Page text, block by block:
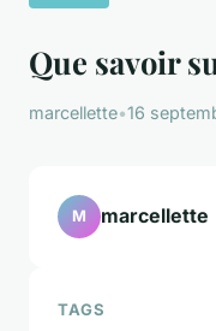
Que savoir
marcellette•16
M marcellette
TAGS